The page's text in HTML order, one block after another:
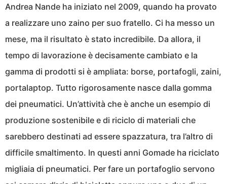
Andrea Nande ha iniziato nel 2009, quando ha provato
a realizzare uno zaino per suo fratello. Ci ha messo un
mese, ma il risultato è stato incredibile. Da allora, il
tempo di lavorazione è decisamente cambiato e la
gamma di prodotti si è ampliata: borse, portafogli, zaini,
portalaptop. Tutto rigorosamente nasce dalla gomma
dei pneumatici. Un’attività che è anche un esempio di
produzione sostenibile e di riciclo di materiali che
sarebbero destinati ad essere spazzatura, tra l’altro di
difficile smaltimento. In questi anni Gomade ha riciclato
migliaia di pneumatici. Per fare un portafoglio servono